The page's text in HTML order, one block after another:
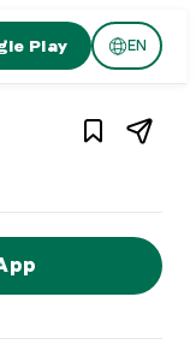
Play EN
1/ 5
Zürich,